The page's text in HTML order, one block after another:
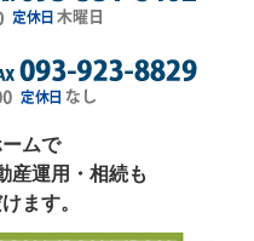
ムで
産運用・相続も
ます。